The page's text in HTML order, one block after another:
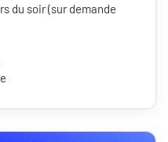
du soir (sur demande